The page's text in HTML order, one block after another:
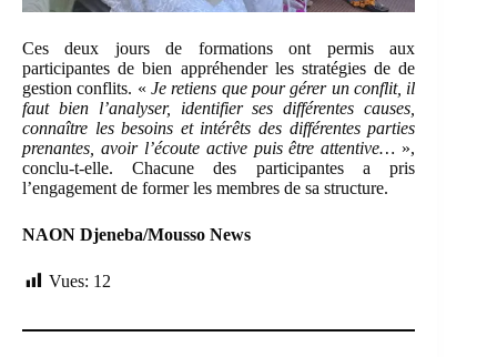
Ces deux jours de formations ont permis aux
participantes de bien appréhender les stratégies de de
gestion conflits. « Je retiens que pour gérer un conflit, il
faut bien l’analyser, identifier ses différentes causes,
connaître les besoins et intérêts des différentes parties
prenantes, avoir l’écoute active puis être attentive… »,
conclu-t-elle. Chacune des participantes a pris
l’engagement de former les membres de sa structure.
NAON Djeneba/Mousso News
Vues: 12